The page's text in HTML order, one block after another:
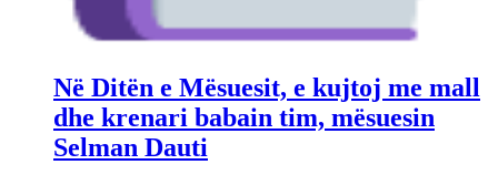
Në Ditën e Mësuesit, e kujtoj me mall
dhe krenari babain tim, mësuesin
Selman Dauti